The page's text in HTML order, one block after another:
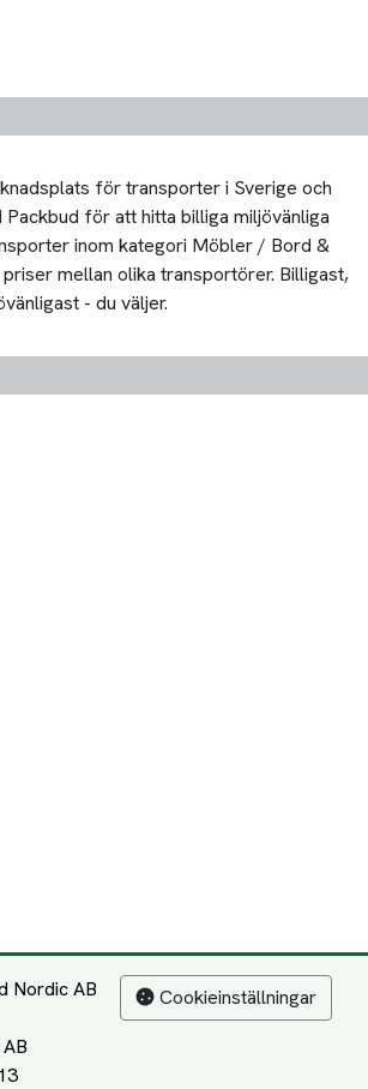
för transporter i Sverige och
Packbud för att hitta billiga miljövänliga
inom kategori Möbler / Bord &
mellan olika transportörer. Billigast,
- du väljer.
Nordic AB Cookieinställningar